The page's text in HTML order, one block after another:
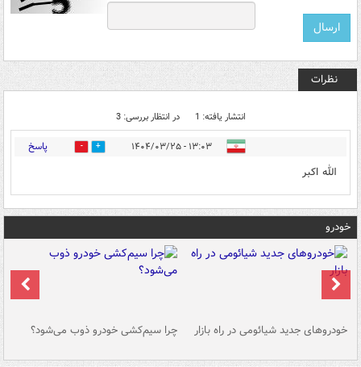
نظرات
انتشار یافته: 1 در انتظار بررسی: 3
۱۳:۰۳ - ۱۴۰۴/۰۳/۲۵ 1 پاسخ
الله اکبر
خودرو
خودروهای جدید شیائومی در راه بازار چرا سیم‌کشی خودرو ذوب می‌شود؟